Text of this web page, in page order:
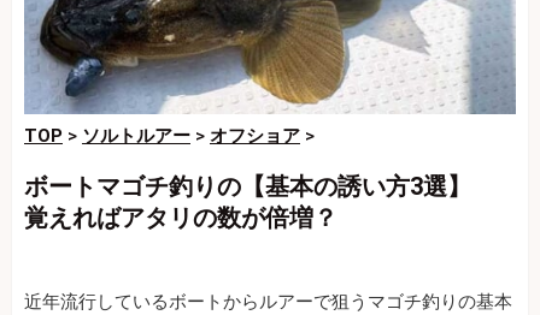
TOP > ソルトルアー > オフショア >
ボートマゴチ釣りの【基本の誘い方3選】
覚えればアタリの数が倍増？
近年流行しているボートからルアーで狙うマゴチ釣りの基本